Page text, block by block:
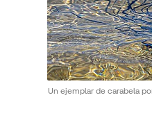
Un ejemplar de carabela